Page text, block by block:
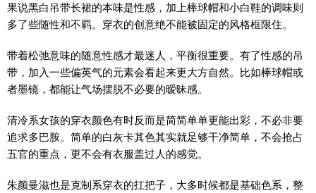
果说黑白吊带长裙的本味是性感，加上棒球帽和小白鞋的调味则
多了些随性和不羁。穿衣的创意绝不能被固定的风格框限住。
带着松弛意味的随意性感才最迷人，平衡很重要。有了性感的吊
带，加入一些偏英气的元素会看起来更大方自然。比如棒球帽或
者墨镜，都能让气场摆脱不必要的暧昧感。
清冷系女孩的穿衣颜色有时反而是简简单单更能出彩，不必非要
追求多巴胺。简单的白灰卡其色其实就足够干净简单，不会抢占
五官的重点，更不会有衣服盖过人的感觉。
朱颜曼滋也是克制系穿衣的扛把子，大多时候都是基础色系，整